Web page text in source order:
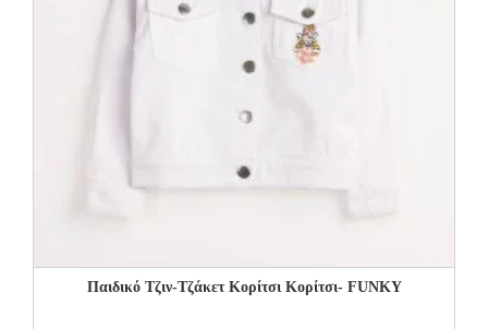
Παιδικό Τζιν-Τζάκετ Κορίτσι Κορίτσι- FUNKY